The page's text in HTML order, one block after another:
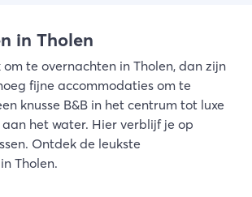
in Tholen
om te overnachten in Tholen, dan zijn
fijne accommodaties om te
knusse B&B in het centrum tot luxe
het water. Hier verblijf je op
Ontdek de leukste
Tholen.